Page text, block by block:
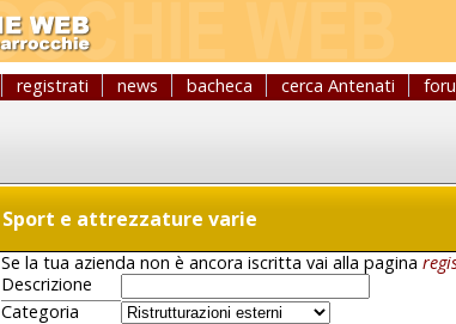
registrati news bacheca cerca Antenati
Sport e attrezzature varie
Se la tua azienda non è ancora iscritta vai alla pagina
Descrizione
Categoria